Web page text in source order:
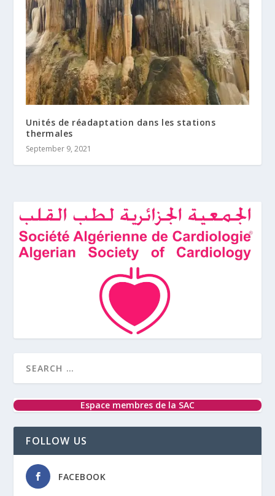
Unités de réadaptation dans les stations
thermales
September 9, 2021
Espace membres de la SAC
FOLLOW US
FACEBOOK